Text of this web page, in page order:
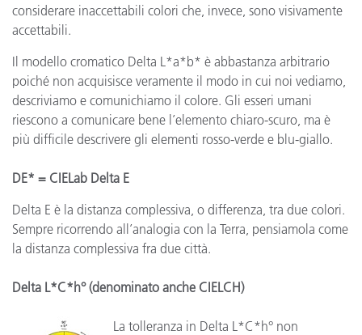
considerare inaccettabili colori che, invece, sono visivamente
accettabili.
Il modello cromatico Delta L*a*b* è abbastanza arbitrario
poiché non acquisisce veramente il modo in cui noi vediamo,
descriviamo e comunichiamo il colore. Gli esseri umani
riescono a comunicare bene l’elemento chiaro-scuro, ma è
più difficile descrivere gli elementi rosso-verde e blu-giallo.
DE* = CIELab Delta E
Delta E è la distanza complessiva, o differenza, tra due colori.
Sempre ricorrendo all’analogia con la Terra, pensiamola come
la distanza complessiva fra due città.
Delta L*C*h° (denominato anche CIELCH)
La tolleranza in Delta L*C*h° non